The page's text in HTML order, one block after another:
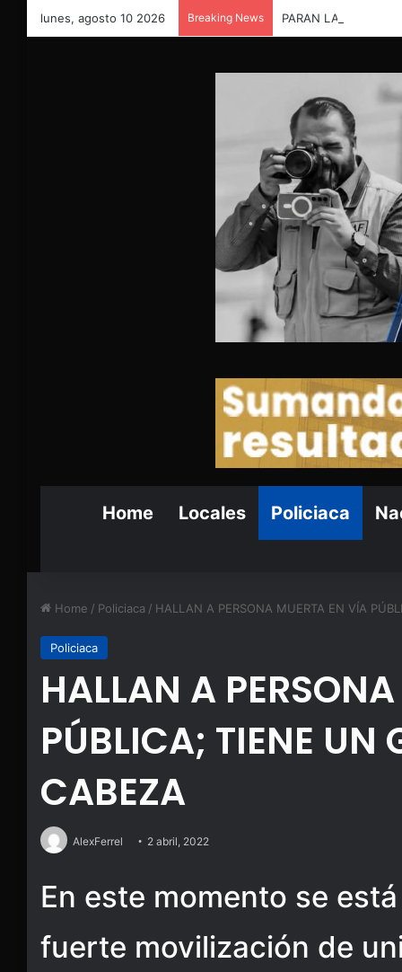
lunes, agosto 10 2026 Breaking News
Home Locales Policiaca
Home / Policiaca / HALLAN A PERSONA MUERTA EN VÍA
Policiaca
HALLAN A
PÚBLICA; TIENE UN
CABEZA
AlexFerrel 2 abril, 2022
En este momento se
fuerte movilización de